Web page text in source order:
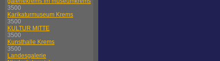
3500
Karikaturmuseum Krems
3500
KULTUR MITTE
3500
Kunsthalle Krems
3500
Landesgalerie